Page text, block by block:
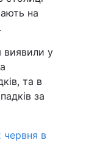
на
виявили у
та в
за
червня в